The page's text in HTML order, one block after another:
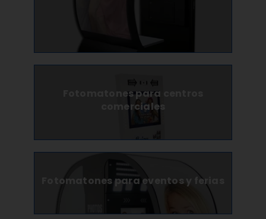
Fotomatones para centros
comerciales
Fotomatones para eventos y ferias